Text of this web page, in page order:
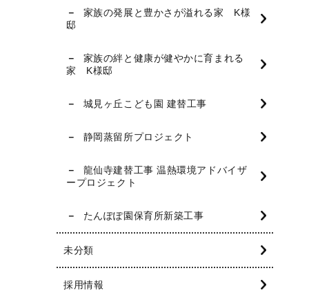
家族の発展と豊かさが溢れる家 K様
邸
家族の絆と健康が健やかに育まれる
家 K様邸
城見ヶ丘こども園 建替工事
静岡蒸留所プロジェクト
龍仙寺建替工事 温熱環境アドバイザ
ープロジェクト
たんぽぽ園保育所新築工事
未分類
採用情報